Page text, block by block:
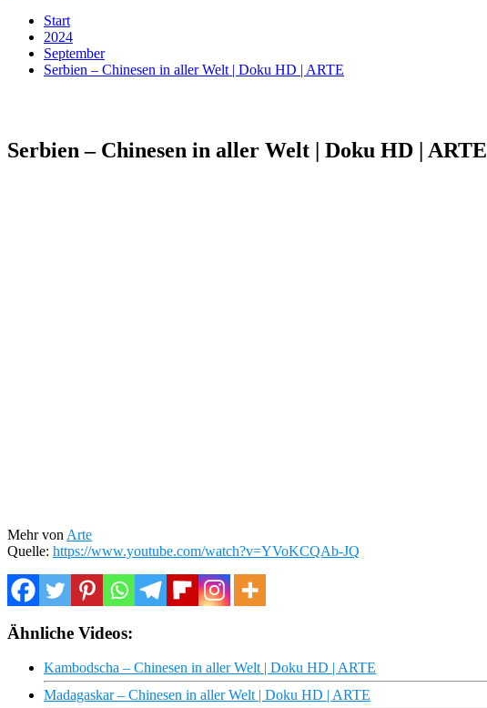
Start
2024
September
Serbien – Chinesen in aller Welt | Doku HD | ARTE
Serbien – Chinesen in aller Welt | Doku HD | ARTE
Mehr von Arte
Quelle: https://www.youtube.com/watch?v=YVoKCQAb-JQ
Ähnliche Videos:
Kambodscha – Chinesen in aller Welt | Doku HD | ARTE
Madagaskar – Chinesen in aller Welt | Doku HD | ARTE